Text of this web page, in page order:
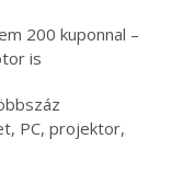
200 kuponnal –
is
PC, projektor,